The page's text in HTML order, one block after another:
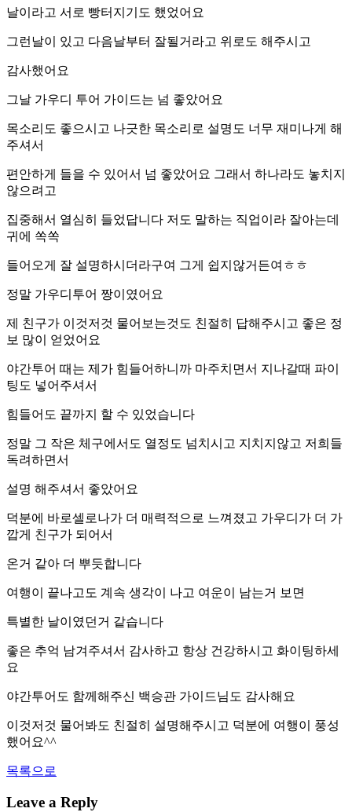
날이라고 서로 빵터지기도 했었어요
그런날이 있고 다음날부터 잘될거라고 위로도 해주시고
감사했어요
그날 가우디 투어 가이드는 넘 좋았어요
목소리도 좋으시고 나긋한 목소리로 설명도 너무 재미나게 해
주셔서
편안하게 들을 수 있어서 넘 좋았어요 그래서 하나라도 놓치지
않으려고
집중해서 열심히 들었답니다 저도 말하는 직업이라 잘아는데
귀에 쏙쏙
들어오게 잘 설명하시더라구여 그게 쉽지않거든여ㅎㅎ
정말 가우디투어 짱이였어요
제 친구가 이것저것 물어보는것도 친절히 답해주시고 좋은 정
보 많이 얻었어요
야간투어 때는 제가 힘들어하니까 마주치면서 지나갈때 파이
팅도 넣어주셔서
힘들어도 끝까지 할 수 있었습니다
정말 그 작은 체구에서도 열정도 넘치시고 지치지않고 저희들
독려하면서
설명 해주셔서 좋았어요
덕분에 바로셀로나가 더 매력적으로 느껴졌고 가우디가 더 가
깝게 친구가 되어서
온거 같아 더 뿌듯합니다
여행이 끝나고도 계속 생각이 나고 여운이 남는거 보면
특별한 날이였던거 같습니다
좋은 추억 남겨주셔서 감사하고 항상 건강하시고 화이팅하세
요
야간투어도 함께해주신 백승관 가이드님도 감사해요
이것저것 물어봐도 친절히 설명해주시고 덕분에 여행이 풍성
했어요^^
목록으로
Leave a Reply